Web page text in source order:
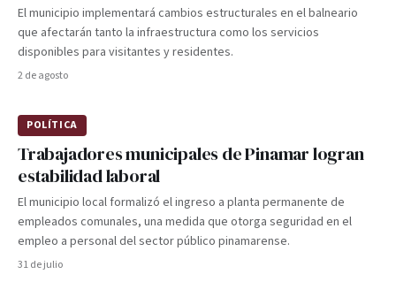
El municipio implementará cambios estructurales en el balneario
que afectarán tanto la infraestructura como los servicios
disponibles para visitantes y residentes.
2 de agosto
POLÍTICA
Trabajadores municipales de Pinamar logran
estabilidad laboral
El municipio local formalizó el ingreso a planta permanente de
empleados comunales, una medida que otorga seguridad en el
empleo a personal del sector público pinamarense.
31 de julio